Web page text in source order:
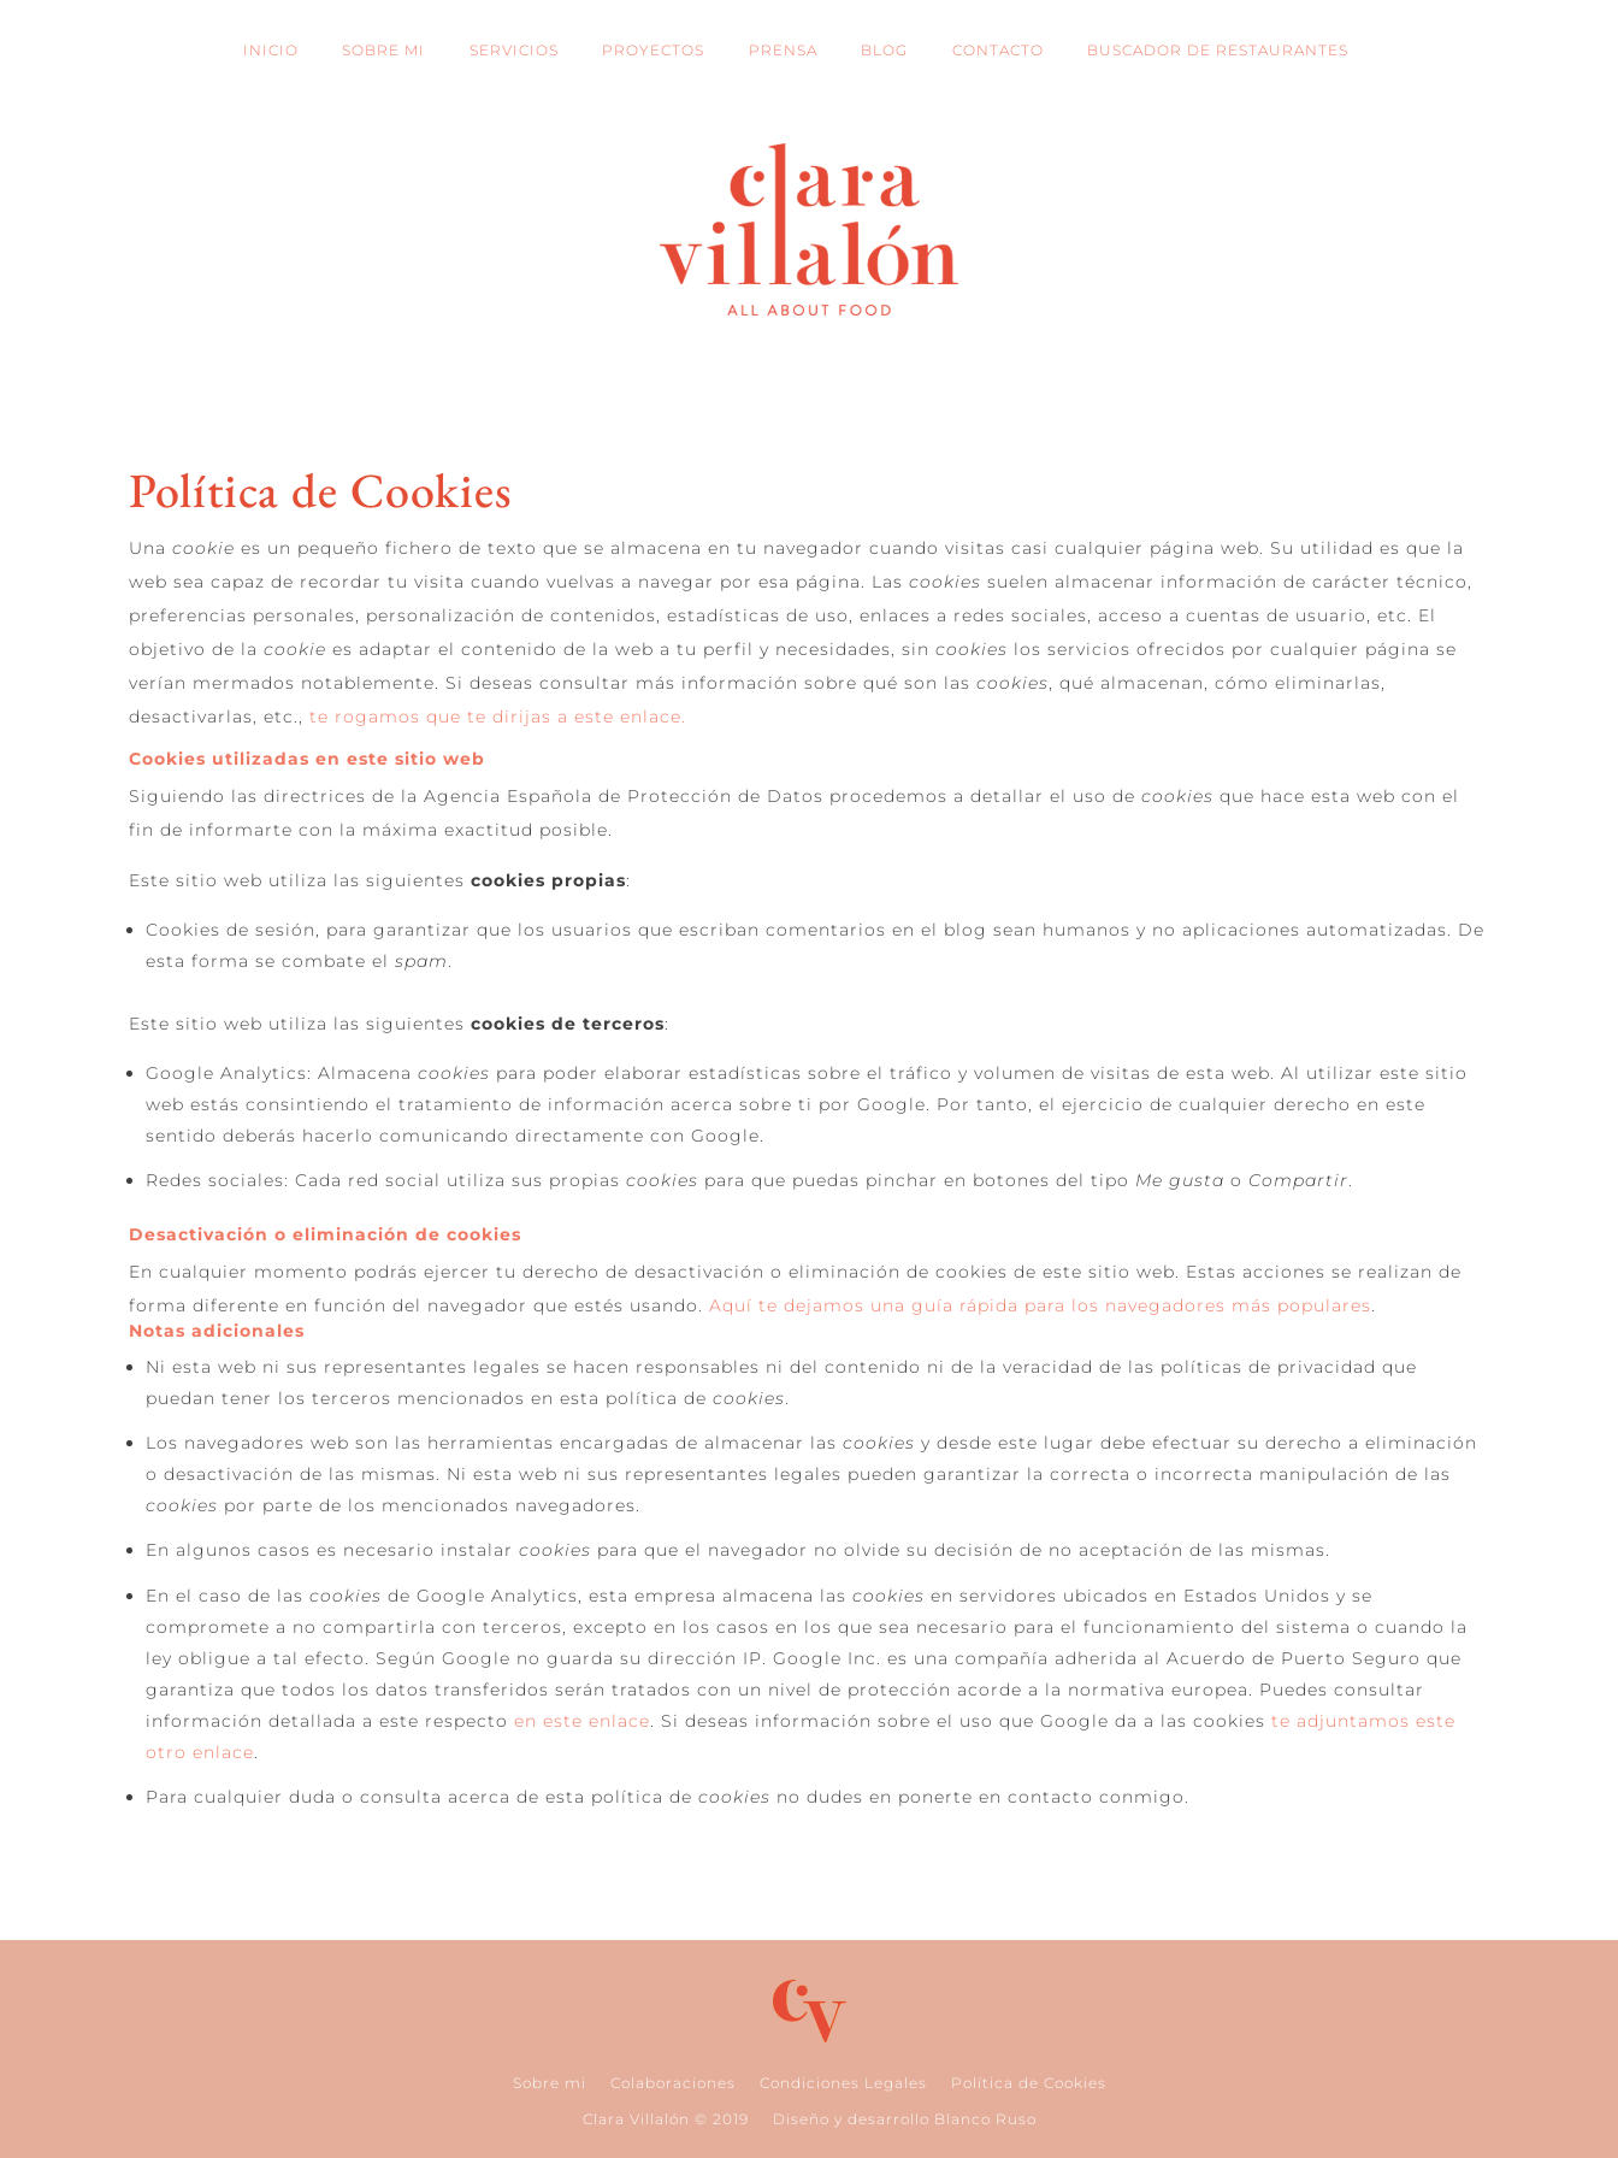
INICIO SOBRE MI SERVICIOS PROYECTOS PRENSA BLOG CONTACTO BUSCADOR DE RESTAURANTES
Política de Cookies
Una cookie es un pequeño fichero de texto que se almacena en tu navegador cuando visitas casi cualquier página web. Su utilidad es que la
web sea capaz de recordar tu visita cuando vuelvas a navegar por esa página. Las cookies suelen almacenar información de carácter técnico,
preferencias personales, personalización de contenidos, estadísticas de uso, enlaces a redes sociales, acceso a cuentas de usuario, etc. El
objetivo de la cookie es adaptar el contenido de la web a tu perfil y necesidades, sin cookies los servicios ofrecidos por cualquier página se
verían mermados notablemente. Si deseas consultar más información sobre qué son las cookies , qué almacenan, cómo eliminarlas,
desactivarlas, etc., te rogamos que te dirijas a este enlace.
Cookies utilizadas en este sitio web
Siguiendo las directrices de la Agencia Española de Protección de Datos procedemos a detallar el uso de cookies que hace esta web con el
fin de informarte con la máxima exactitud posible.
Este sitio web utiliza las siguientes cookies propias:
Cookies de sesión, para garantizar que los usuarios que escriban comentarios en el blog sean humanos y no aplicaciones automatizadas. De
esta forma se combate el spam
Este sitio web utiliza las siguientes cookies de terceros:
Google Analytics: Almacena cookies para poder elaborar estadísticas sobre el tráfico y volumen de visitas de esta web. Al utilizar este sitio
web estás consintiendo el tratamiento de información acerca sobre ti por Google. Por tanto, el ejercicio de cualquier derecho en este
sentido deberás hacerlo comunicando directamente con Google.
Redes sociales: Cada red social utiliza sus propias cookies para que puedas pinchar en botones del tipo Me gusta o Compartir.
Desactivación o eliminación de cookies
En cualquier momento podrás ejercer tu derecho de desactivación o eliminación de cookies de este sitio web. Estas acciones se realizan de
forma diferente en función del navegador que estés usando. Aquí te dejamos una guía rápida para los navegadores más populares.
Notas adicionales
Ni esta web ni sus representantes legales se hacen responsables ni del contenido ni de la veracidad de las políticas de privacidad que
puedan tener los terceros mencionados en esta política de cookies.
Los navegadores web son las herramientas encargadas de almacenar las cookies y desde este lugar debe efectuar su derecho a eliminación
o desactivación de las mismas. Ni esta web ni sus representantes legales pueden garantizar la correcta o incorrecta manipulación de las
cookies por parte de los mencionados navegadores.
En algunos casos es necesario instalar cookies para que el navegador no olvide su decisión de no aceptación de las mismas.
En el caso de las cookies de Google Analytics, esta empresa almacena las cookies en servidores ubicados en Estados Unidos y se
compromete a no compartirla con terceros, excepto en los casos en los que sea necesario para el funcionamiento del sistema o cuando la
ley obligue a tal efecto. Según Google no guarda su dirección IP. Google Inc. es una compañía adherida al Acuerdo de Puerto Seguro que
garantiza que todos los datos transferidos serán tratados con un nivel de protección acorde a la normativa europea. Puedes consultar
información detallada a este respecto en este enlace. Si deseas información sobre el uso que Google da a las cookies te adjuntamos este
otro enlace.
Para cualquier duda o consulta acerca de esta política de cookies no dudes en ponerte en contacto conmigo.
Sobre mi Colaboraciones Condiciones Legales
Política de Cookies
Clara Villalón © 2019 Diseño y desarrollo Blanco Ruso